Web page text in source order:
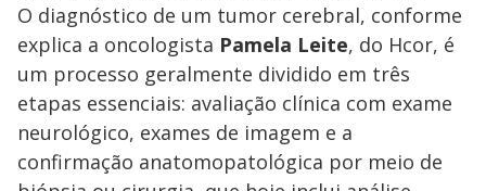
O diagnóstico de um tumor cerebral, conforme
explica a oncologista Pamela Leite, do Hcor, é
um processo geralmente dividido em três
etapas essenciais: avaliação clínica com exame
neurológico, exames de imagem e a
confirmação anatomopatológica por meio de